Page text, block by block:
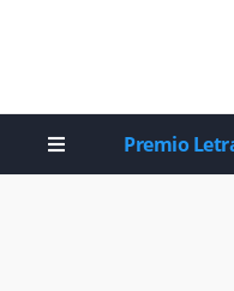
Premio